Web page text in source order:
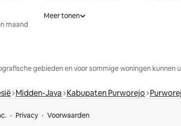
maand
Meer tonen
gebieden en voor sommige woningen kunnen
Midden-Java Kabupaten Purworejo
Privacy Voorwaarden